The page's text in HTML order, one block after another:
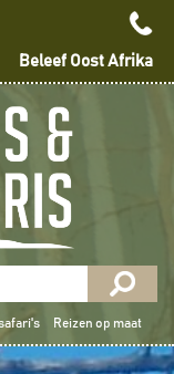
Beleef Oost Afrika
Reizen op maat